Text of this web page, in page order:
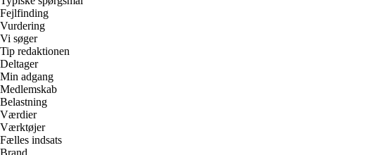
Fejlfinding
Vurdering
Vi søger
Tip redaktionen
Deltager
Min adgang
Medlemskab
Belastning
Værdier
Værktøjer
Fælles indsats
Brand